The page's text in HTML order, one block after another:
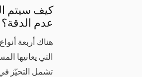
كيف سيتم التعامل مع
هناك أربعة أنواع من عدم الدقة
التي يعانيها المستطلعون، وهي
تشمل التحيّز في التغطية، والتحيّز